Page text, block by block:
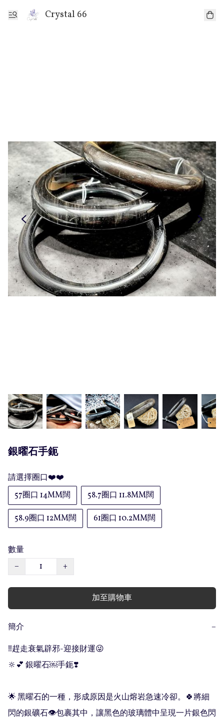
Crystal 66
銀曜石手鈪
請選擇圈口❤️❤️
57圈口 14MM闊
58.7圈口 11.8MM闊
58.9圈口 12MM闊 61圈口 10.2MM闊
數量
−
+
加至購物車
簡介
−
‼️趕走衰氣辟邪-迎接財運😜
🔆💕 銀曜石￼手鈪❣️
🌟 黑曜石的一種，形成原因是火山熔岩急速冷卻。🍀將細
閃的銀礦石👁️包裹其中，讓黑色的玻璃體中呈現一片銀色閃